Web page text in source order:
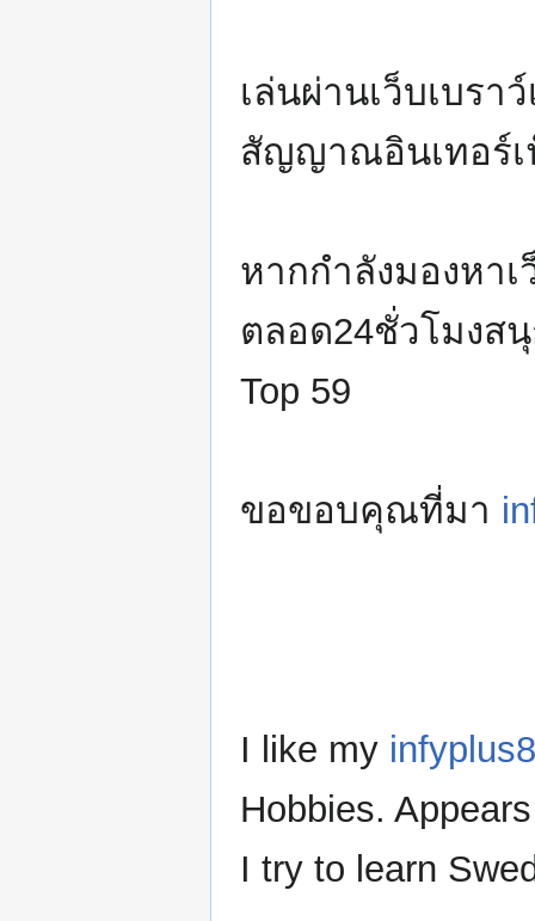
เล่นผ่านเว็บเบร
สัญญาณอินเทอร์เ
หากกำลังมองหา
ตลอด24ชั่วโมงส
Top 59
ขอขอบคุณที่มา
I like my
Hobbies.
I try to learn